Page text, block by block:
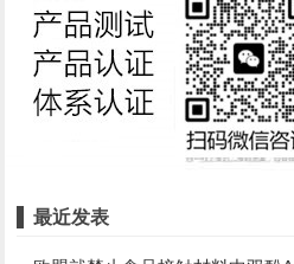
最近发表